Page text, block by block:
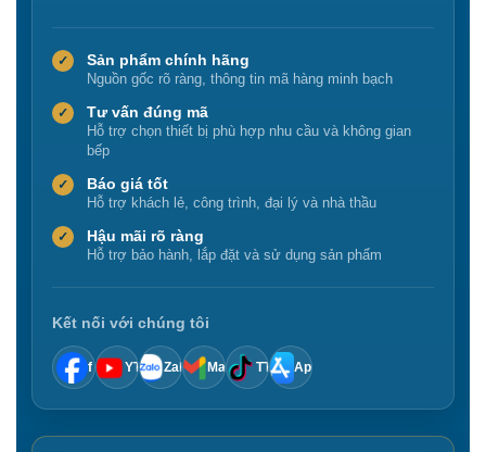
✓ Sản phẩm chính hãng
Nguồn gốc rõ ràng, thông tin mã hàng minh bạch
✓ Tư vấn đúng mã
Hỗ trợ chọn thiết bị phù hợp nhu cầu và không gian
bếp
✓ Báo giá tốt
Hỗ trợ khách lẻ, công trình, đại lý và nhà thầu
✓ Hậu mãi rõ ràng
Hỗ trợ bảo hành, lắp đặt và sử dụng sản phẩm
Kết nối với chúng tôi
f YT Zalo Mail TT App